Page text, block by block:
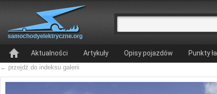
Aktualności Artykuły Opisy pojazdów Punkty
← przejdź do indeksu galerii